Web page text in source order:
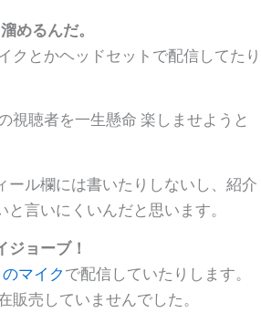
めるんだ。
クとかヘッドセットで配信してたり
視聴者を一生懸命 楽しませようと
ール欄には書いたりしないし、紹介
言いにくいんだと思います。
ョーブ！
マイク で配信していたりします。
販売していませんでした。